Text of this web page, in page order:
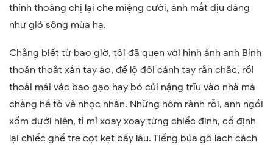
thỉnh thoảng chị lại che miệng cười, ánh mắt dịu dàng
như gió sông mùa hạ.
Chẳng biết từ bao giờ, tôi đã quen với hình ảnh anh Bính
thoăn thoắt xắn tay áo, để lộ đôi cánh tay rắn chắc, rồi
thoải mái vác bao gạo hay bó củi nặng trĩu vào nhà mà
chẳng hề tỏ vẻ nhọc nhằn. Những hôm rảnh rỗi, anh ngồi
xổm dưới hiên, tỉ mỉ xoay xoay từng chiếc đinh, cố định
lại chiếc ghế tre cọt kẹt bấy lâu. Tiếng búa gõ lách cách